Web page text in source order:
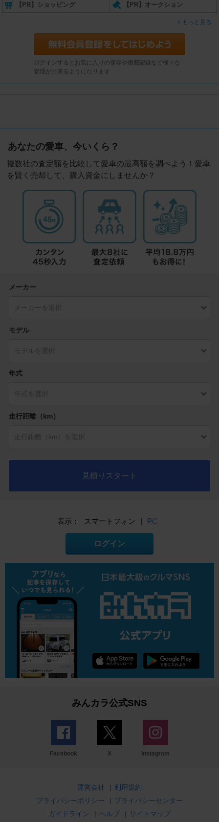
【PR】ショッピング 【PR】オークション
もっと見る
ログインするとお気に入りの保存や燃費記録など様々な
管理が出来るようになります
あなたの愛車、今いくら？
複数社の査定額を比較して愛車の最高額を調べよう！愛車
を賢く売却して、購入資金にしませんか？
メーカー
モデル
年式
走行距離（km）
見積りスタート
表示： スマートフォン | PC
ログイン
みんカラ公式SNS
Facebook X Instagram
運営会社 | 利用規約
プライバシーポリシー
| プライバシーセンター
ガイドライン
| ヘルプ | サイトマップ